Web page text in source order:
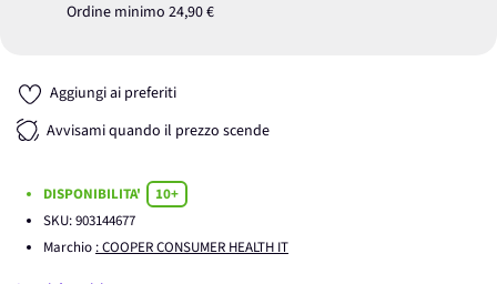
Ordine minimo 24,90 €
Aggiungi ai preferiti
Avvisami quando il prezzo scende
DISPONIBILITA'
10+
SKU:903144677
Marchio : COOPER CONSUMER HEALTH IT